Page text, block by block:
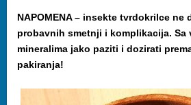
NAPOMENA – insekte tvrdokrilce ne
probavnih smetnji i komplikacija. Sa
mineralima jako paziti i dozirati
pakiranja!